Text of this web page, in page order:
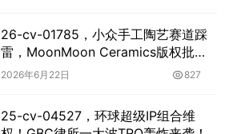
26-cv-01785，小众手工陶艺赛道踩
雷，MoonMoon Ceramics版权批量
维权，当心TRO冻结风险
2026年6月22日 827
25-cv-04527，环球超级IP组合维